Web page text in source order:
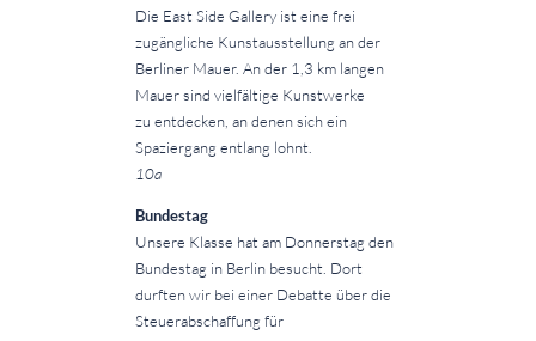
Die East Side Gallery ist eine frei
zugängliche Kunstausstellung an der
Berliner Mauer. An der 1,3 km langen
Mauer sind vielfältige Kunstwerke
zu entdecken, an denen sich ein
Spaziergang entlang lohnt.
10a
Bundestag
Unsere Klasse hat am Donnerstag den
Bundestag in Berlin besucht. Dort
durften wir bei einer Debatte über die
Steuerabschaffung für